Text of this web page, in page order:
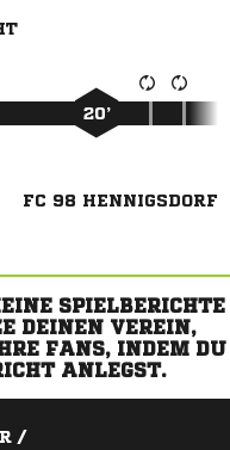
20’
FC 98 HENNIGSDORF
SPIELBERICHTE
DEINEN VEREIN,
FANS, INDEM DU
ANLEGST.
/